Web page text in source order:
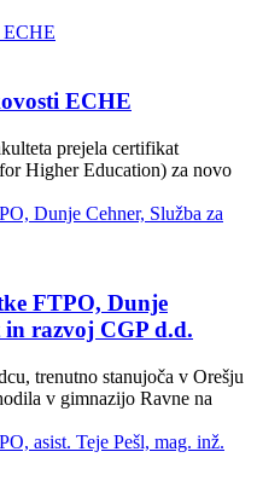
ECHE
prejela certifikat
Higher Education) za novo
FTPO, Dunje
in razvoj CGP d.d.
trenutno stanujoča v Orešju
v gimnazijo Ravne na